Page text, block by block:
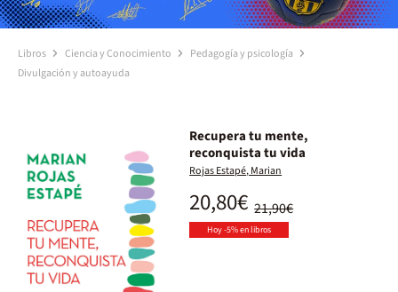
Libros Ciencia y Conocimiento
Pedagogía y psicología
Divulgación y autoayuda
Recupera tu mente,
reconquista tu vida
Rojas Estapé, Marian
21,90€
20,80€
Hoy -5% en libros